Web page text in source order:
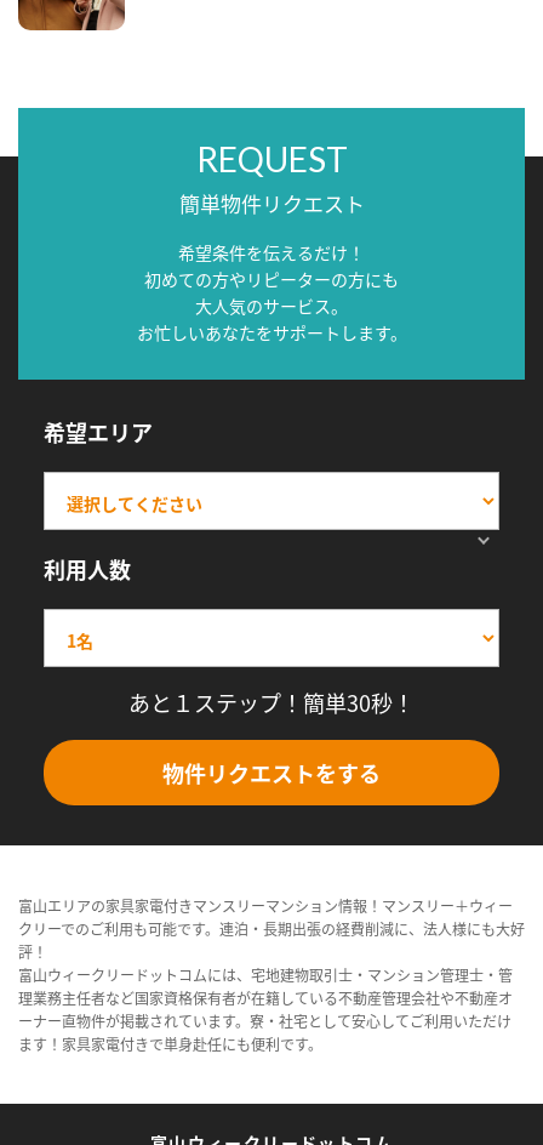
REQUEST
簡単物件リクエスト
希望条件を伝えるだけ！
初めての方やリピーターの方にも
大人気のサービス。
お忙しいあなたをサポートします。
希望エリア
利用人数
あと１ステップ！簡単30秒！
物件リクエストをする
富山エリアの家具家電付きマンスリーマンション情報！マンスリー＋ウィー
クリーでのご利用も可能です。連泊・長期出張の経費削減に、法人様にも大好
評！
富山ウィークリードットコムには、宅地建物取引士・マンション管理士・管
理業務主任者など国家資格保有者が在籍している不動産管理会社や不動産オ
ーナー直物件が掲載されています。寮・社宅として安心してご利用いただけ
ます！家具家電付きで単身赴任にも便利です。